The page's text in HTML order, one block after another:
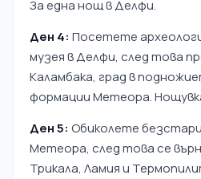
За една нощ в Делфи.
Ден 4: Посетете
музея в Делфи, след това
Каламбака, град в
формации Метеора.
Ден 5: Обиколете
Метеора, след това се
Трикала, Ламия и